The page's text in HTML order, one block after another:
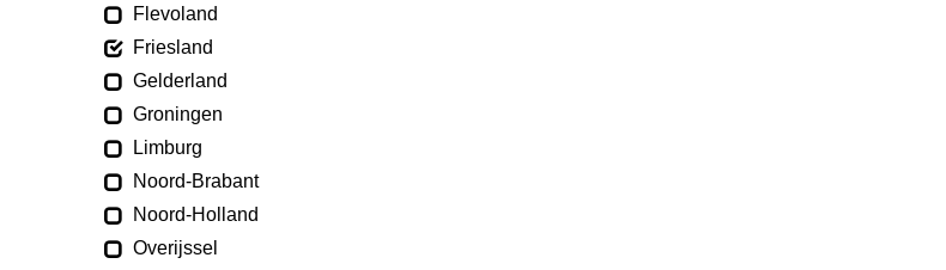
Flevoland
Friesland
Gelderland
Groningen
Limburg
Noord-Brabant
Noord-Holland
Overijssel